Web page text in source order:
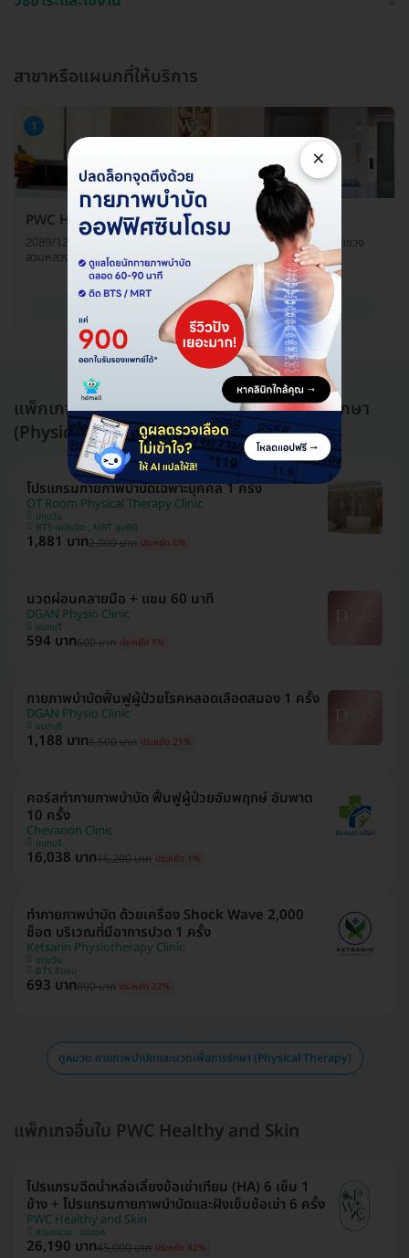
สาขาหรือแผนกที่ให้บริการ
1
PWC Healthy and Skin
2089/12 โครงการเดอะมาสเตอร์ แอทบีทีเอส อ่อนนุช 2 ซ. อ่อนนุช 41 แขวง
สวนหลวง เขตสวนหลวง กรุงเทพมหานคร 10250
ดูรายละเอียด
แพ็กเกจอื่นใน กายภาพบำบัดและนวดเพื่อการรักษา
(Physical Therapy)
โปรแกรมกายภาพบำบัดเฉพาะบุคคล 1 ครั้ง
OT Room Physical Therapy Clinic
ปทุมวัน
BTS เพลินจิต , MRT ลุมพินี
1,881 บาท2,000 บาท ประหยัด 6%
นวดผ่อนคลายมือ + แขน 60 นาที
DGAN Physio Clinic
นนทบุรี
594 บาท600 บาท ประหยัด 1%
กายภาพบำบัดฟื้นฟูผู้ป่วยโรคหลอดเลือดสมอง 1 ครั้ง
DGAN Physio Clinic
นนทบุรี
1,188 บาท1,500 บาท ประหยัด 21%
คอร์สทำกายภาพบำบัด ฟื้นฟูผู้ป่วยอัมพฤกษ์ อัมพาต
10 ครั้ง
Chevanon Clinic
นนทบุรี
16,038 บาท16,200 บาท ประหยัด 1%
ทำกายภาพบำบัด ด้วยเครื่อง Shock Wave 2,000
ช็อต บริเวณที่มีอาการปวด 1 ครั้ง
Ketsarin Physiotherapy Clinic
ปทุมวัน
BTS ชิดลม
693 บาท890 บาท ประหยัด 22%
ดูหมวด กายภาพบำบัดและนวดเพื่อการรักษา (Physical Therapy)
แพ็กเกจอื่นใน PWC Healthy and Skin
โปรแกรมฉีดน้ำหล่อเลี้ยงข้อเข่าเทียม (HA) 6 เข็ม 1
ข้าง + โปรแกรมกายภาพบำบัดและฝังเข็มข้อเข่า 6 ครั้ง
PWC Healthy and Skin
สวนหลวง , ประเวศ
26,190 บาท45,000 บาท ประหยัด 42%
×